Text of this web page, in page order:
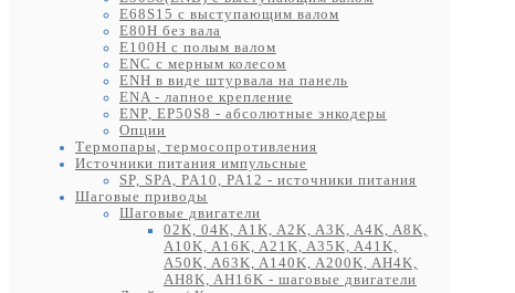
E68S15 с выступающим валом
E80H без вала
E100H с полым валом
ENC с мерным колесом
ENH в виде штурвала на панель
ENA - лапное крепление
ENP, EP50S8 - абсолютные энкодеры
Опции
Термопары, термосопротивления
Источники питания импульсные
SP, SPA, PA10, PA12 - источники питания
Шаговые приводы
Шаговые двигатели
02K, 04K, A1K, A2K, A3K, A4K, A8K,
A10K, A16K, A21K, A35K, A41K,
A50K, A63K, A140K, A200K, AH4K,
AH8K, AH16K - шаговые двигатели